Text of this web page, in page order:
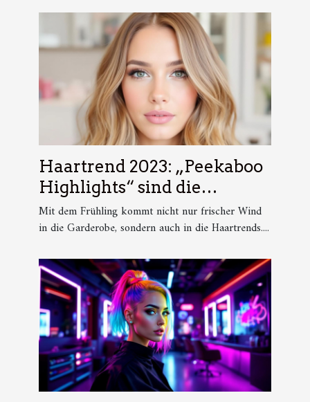
Haartrend 2023: „Peekaboo
Highlights“ sind die
angesagteste Färbetechnik
des Frühlings
Mit dem Frühling kommt nicht nur frischer Wind
in die Garderobe, sondern auch in die Haartrends....